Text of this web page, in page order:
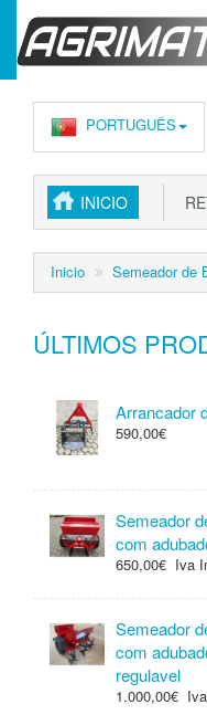
PORTUGUÊS
INICIO
Inicio Semeador de
ÚLTIMOS
Arrancador
590,00€
Semeador
com
650,00€ Iva
Semeador
com
regulavel
1.000,00€